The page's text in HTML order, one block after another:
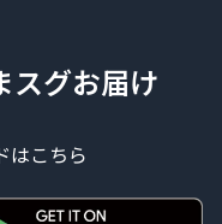
スグお届け
はこちら